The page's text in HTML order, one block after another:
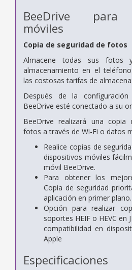
BeeDrive para
móviles
Copia de seguridad de fotos
Almacene todas sus fotos
almacenamiento en el
las costosas tarifas de
Después de la
BeeDrive esté conectado a su
BeeDrive realizará una copia
fotos a través de Wi-Fi o datos
Realice copias de
dispositivos móviles
móvil BeeDrive.
Para obtener los
Copia de seguridad
aplicación en primer plano.
Opción para realizar
soportes HEIF o HEVC en
compatibilidad en
Apple
Especificaciones